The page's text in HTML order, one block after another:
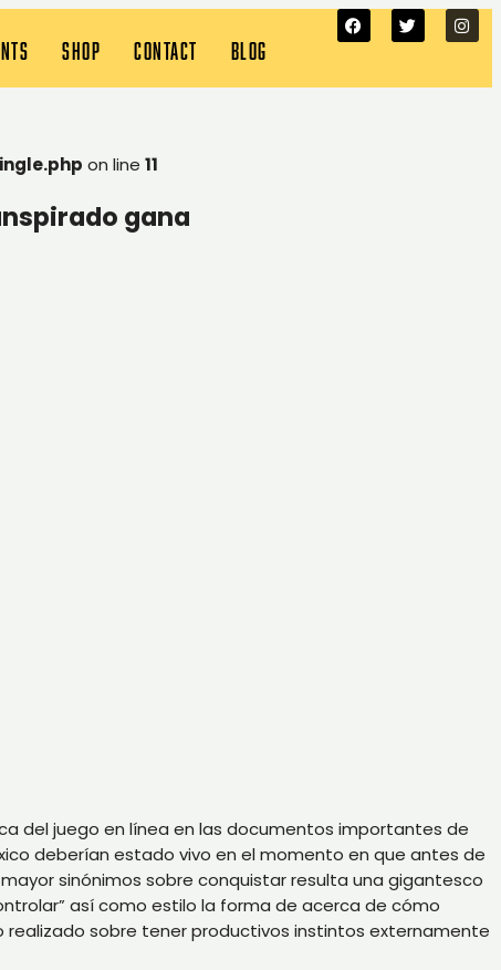
SHOP CONTACT BLOG
on line 11
gana
del juego en línea en las documentos importantes de
deberían estado vivo en el momento en que antes de
sinónimos sobre conquistar resulta una gigantesco
así­ como estilo la forma de acerca de cómo
sobre tener productivos instintos externamente